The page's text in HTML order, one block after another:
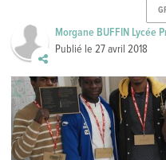
Morgane BUFFIN Lycée
Publié le27 avril 2018